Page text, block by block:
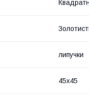
липучки
45х45